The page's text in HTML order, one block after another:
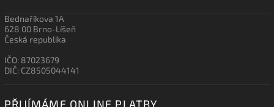
Bednaříkova 1A
628 00 Brno-Líšeň
Česká republika
IČO: 87023679
DIČ: CZ8505044141
PŘIJÍMÁME ONLINE PLATBY